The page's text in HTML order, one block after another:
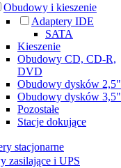
Obudowy i kieszenie
Adaptery IDE
SATA
Kieszenie
Obudowy CD, CD-R,
DVD
Obudowy dysków 2,5"
Obudowy dysków 3,5"
Pozostałe
Stacje dokujące
stacjonarne
zasilające i UPS